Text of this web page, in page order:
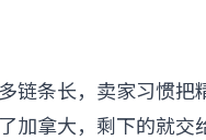
链条长，卖家习惯
拿大，剩下的就交